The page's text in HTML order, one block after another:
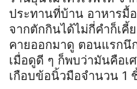
ประทานที่บ้าน อาหารมื้
จากตักกินได้ไม่กี่คำก็เคี้
คายออกมาดู ตอนแรกนึ
เมื่อดูดี ๆ ก็พบว่ามันคือ
เกือบข้อนิ้วมือจำนวน 1